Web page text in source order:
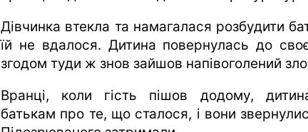
Дівчинка втекла та намагалася розбудити
їй не вдалося. Дитина повернулась до
згодом туди ж знов зайшов напівоголений
Вранці, коли гість пішов додому,
батькам про те, що сталося, і вони